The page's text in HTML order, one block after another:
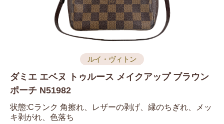
ルイ・ヴィトン
ダミエ エベヌ トゥルース メイクアップ ブラウン
ポーチ N51982
状態:Cランク 角擦れ、レザーの剥げ、縁のちぎれ、メッ
キ剥がれ、色落ち